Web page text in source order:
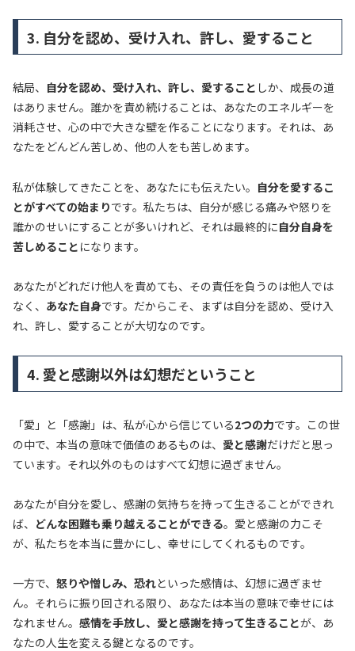
3. 自分を認め、受け入れ、許し、愛すること
結局、 自分を認め、受け入れ、許し、愛すること しか、成長の道
はありません。誰かを責め続けることは、あなたのエネルギーを
消耗させ、心の中で大きな壁を作ることになります。それは、あ
なたをどんどん苦しめ、他の人をも苦しめます。
私が体験してきたことを、あなたにも伝えたい。 自分を愛するこ
とがすべての始まりです。私たちは、自分が感じる痛みや怒りを
誰かのせいにすることが多いけれど、それは最終的に自分自身を
苦しめること になります。
あなたがどれだけ他人を責めても、その責任を負うのは他人では
なく、 あなた自身です。だからこそ、まずは自分を認め、受け入
れ、許し、愛することが大切なのです。
4. 愛と感謝以外は幻想だということ
「愛」と「感謝」は、私が心から信じている2つの力です。この世
の中で、本当の意味で価値のあるものは、 愛と感謝だけだと思っ
ています。それ以外のものはすべて幻想に過ぎません。
あなたが自分を愛し、感謝の気持ちを持って生きることができれ
ば、 どんな困難も乗り越えることができる。愛と感謝の力こそ
が、私たちを本当に豊かにし、幸せにしてくれるものです。
一方で、 怒りや憎しみ、恐れといった感情は、幻想に過ぎませ
ん。それらに振り回される限り、あなたは本当の意味で幸せには
なれません。 感情を手放し、愛と感謝を持って生きることが、あ
なたの人生を変える鍵となるのです。